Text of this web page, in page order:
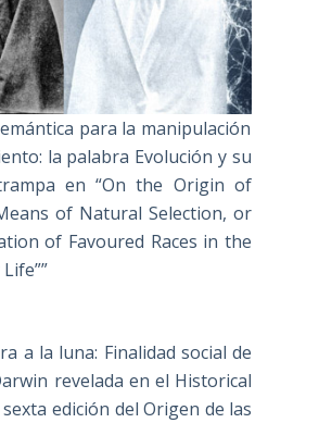
para la manipulación
la palabra Evolución y su
en “On the Origin of
of Natural Selection, or
of Favoured Races in the
a la luna: Finalidad social de
revelada en el Historical
edición del Origen de las